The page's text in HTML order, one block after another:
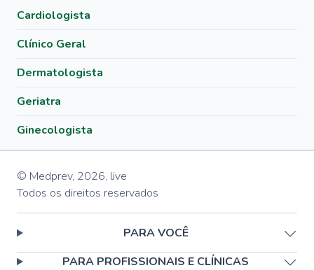
Cardiologista
Clínico Geral
Dermatologista
Geriatra
Ginecologista
© Medprev, 2026, live
Todos os direitos reservados
PARA VOCÊ
PARA PROFISSIONAIS E CLÍNICAS